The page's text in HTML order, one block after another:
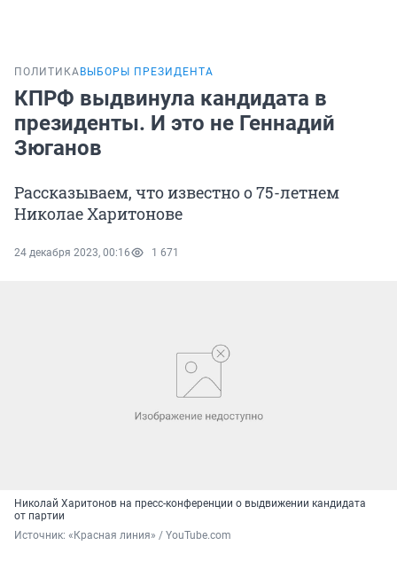
ПОЛИТИКА ВЫБОРЫ ПРЕЗИДЕНТА
КПРФ выдвинула кандидата в
президенты. И это не Геннадий
Зюганов
Рассказываем, что известно о 75-летнем
Николае Харитонове
24 декабря 2023, 00:16 1 671
Николай Харитонов на пресс-конференции о выдвижении кандидата
от партии
Источник: «Красная линия» / YouTube.com